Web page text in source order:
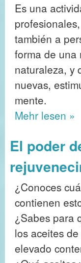
Es una
también a
forma de una
naturaleza, y
nuevas,
mente.
Mehr lesen »
El poder
¿Conoces
contienen
¿Sabes para
los aceites
elevado